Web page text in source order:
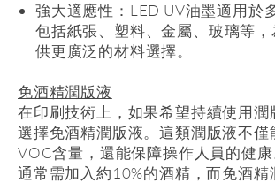
強大適應性： LED UV油墨適用於
包括紙張、塑料、金屬、玻璃等
供更廣泛的材料選擇。
免酒精潤版液
在印刷技術上，如果希望持續使用潤
選擇免酒精潤版液。這類潤版液不僅
VOC含量，還能保障操作人員的健
通常需加入約10%的酒精，而免酒精